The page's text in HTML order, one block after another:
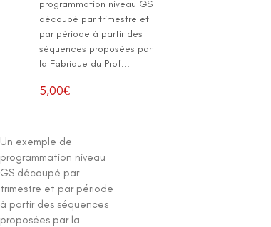
programmation niveau GS
découpé par trimestre et
par période à partir des
séquences proposées par
la Fabrique du Prof...
5,00€
Un exemple de
programmation niveau
GS découpé par
trimestre et par période
à partir des séquences
proposées par la